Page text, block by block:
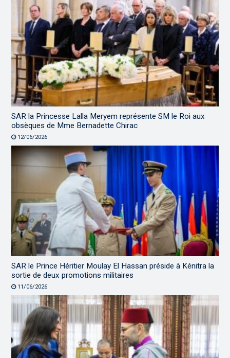
SAR la Princesse Lalla Meryem représente SM le Roi aux
obsèques de Mme Bernadette Chirac
12/06/2026
SAR le Prince Héritier Moulay El Hassan préside à Kénitra la
sortie de deux promotions militaires
11/06/2026